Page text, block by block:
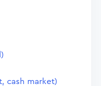
cash market)